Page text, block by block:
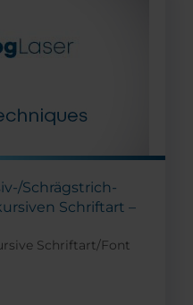
Schrägstrich-
Schriftart –
Schriftart/Font